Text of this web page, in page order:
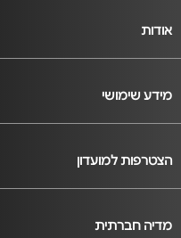
אודות
מידע שימושי
הצטרפות למועדון
מדיה חברתית